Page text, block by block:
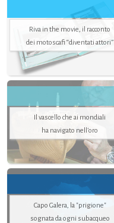
Riva in the movie, il racconto
dei motoscafi “diventati attori”
Il vascello che ai mondiali
ha navigato nell’oro
Capo Galera, la "prigione"
sognata da ogni subacqueo